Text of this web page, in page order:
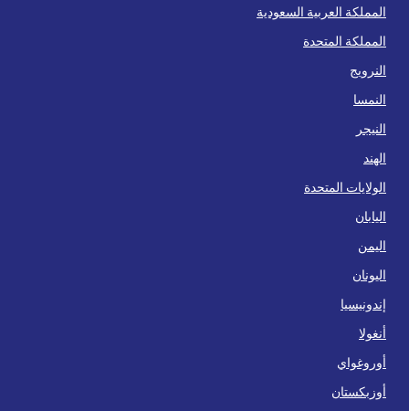
المملكة العربية السعودية
المملكة المتحدة
النرويج
النمسا
النيجر
الهند
الولايات المتحدة
اليابان
اليمن
اليونان
إندونيسيا
أنغولا
أوروغواي
أوزبكستان